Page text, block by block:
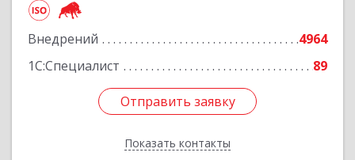
Внедрений
4964
1С:Специалист
89
Отправить заявку
Показать контакты
Отправить заявку
Назад